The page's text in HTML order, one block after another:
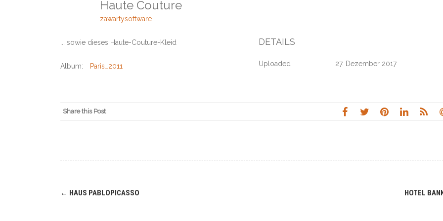
Haute Couture
zawartysoftware
... sowie dieses Haute-Couture-Kleid
Album: Paris_2011
DETAILS
Uploaded 27. Dezember 2017
Share this Post
Navigation
← HAUS PABLOPICASSO HOTEL